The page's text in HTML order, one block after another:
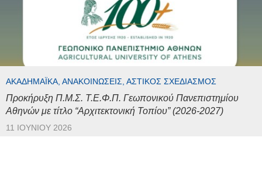
ΑΚΑΔΗΜΑΪΚΆ, ΑΝΑΚΟΙΝΏΣΕΙΣ, ΑΣΤΙΚΌΣ ΣΧΕΔΙΑΣΜΌΣ
Προκήρυξη Π.Μ.Σ. Τ.Ε.Φ.Π. Γεωπονικού Πανεπιστημίου
Αθηνών με τίτλο “Αρχιτεκτονική Τοπίου” (2026-2027)
11 ΙΟΥΝΊΟΥ 2026